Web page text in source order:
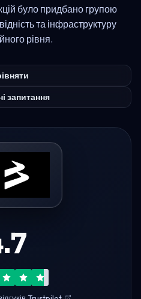
було придбано групою
та інфраструктуру
рівня.
запитання